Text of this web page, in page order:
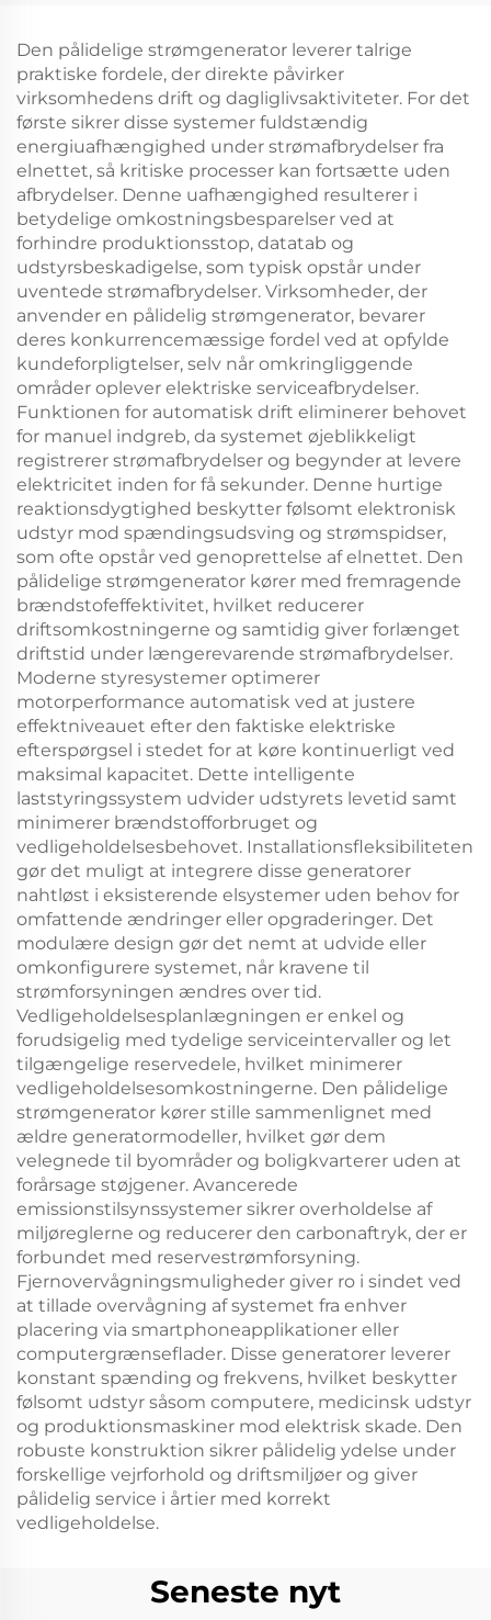
Den pålidelige strømgenerator leverer talrige
praktiske fordele, der direkte påvirker
virksomhedens drift og dagliglivsaktiviteter. For det
første sikrer disse systemer fuldstændig
energiuafhængighed under strømafbrydelser fra
elnettet, så kritiske processer kan fortsætte uden
afbrydelser. Denne uafhængighed resulterer i
betydelige omkostningsbesparelser ved at
forhindre produktionsstop, datatab og
udstyrsbeskadigelse, som typisk opstår under
uventede strømafbrydelser. Virksomheder, der
anvender en pålidelig strømgenerator, bevarer
deres konkurrencemæssige fordel ved at opfylde
kundeforpligtelser, selv når omkringliggende
områder oplever elektriske serviceafbrydelser.
Funktionen for automatisk drift eliminerer behovet
for manuel indgreb, da systemet øjeblikkeligt
registrerer strømafbrydelser og begynder at levere
elektricitet inden for få sekunder. Denne hurtige
reaktionsdygtighed beskytter følsomt elektronisk
udstyr mod spændingsudsving og strømspidser,
som ofte opstår ved genoprettelse af elnettet. Den
pålidelige strømgenerator kører med fremragende
brændstofeffektivitet, hvilket reducerer
driftsomkostningerne og samtidig giver forlænget
driftstid under længerevarende strømafbrydelser.
Moderne styresystemer optimerer
motorperformance automatisk ved at justere
effektniveauet efter den faktiske elektriske
efterspørgsel i stedet for at køre kontinuerligt ved
maksimal kapacitet. Dette intelligente
laststyringssystem udvider udstyrets levetid samt
minimerer brændstofforbruget og
vedligeholdelsesbehovet. Installationsfleksibiliteten
gør det muligt at integrere disse generatorer
nahtløst i eksisterende elsystemer uden behov for
omfattende ændringer eller opgraderinger. Det
modulære design gør det nemt at udvide eller
omkonfigurere systemet, når kravene til
strømforsyningen ændres over tid.
Vedligeholdelsesplanlægningen er enkel og
forudsigelig med tydelige serviceintervaller og let
tilgængelige reservedele, hvilket minimerer
vedligeholdelsesomkostningerne. Den pålidelige
strømgenerator kører stille sammenlignet med
ældre generatormodeller, hvilket gør dem
velegnede til byområder og boligkvarterer uden at
forårsage støjgener. Avancerede
emissionstilsynssystemer sikrer overholdelse af
miljøreglerne og reducerer den carbonaftryk, der er
forbundet med reservestrømforsyning.
Fjernovervågningsmuligheder giver ro i sindet ved
at tillade overvågning af systemet fra enhver
placering via smartphoneapplikationer eller
computergrænseflader. Disse generatorer leverer
konstant spænding og frekvens, hvilket beskytter
følsomt udstyr såsom computere, medicinsk udstyr
og produktionsmaskiner mod elektrisk skade. Den
robuste konstruktion sikrer pålidelig ydelse under
forskellige vejrforhold og driftsmiljøer og giver
pålidelig service i årtier med korrekt
vedligeholdelse.
Seneste nyt